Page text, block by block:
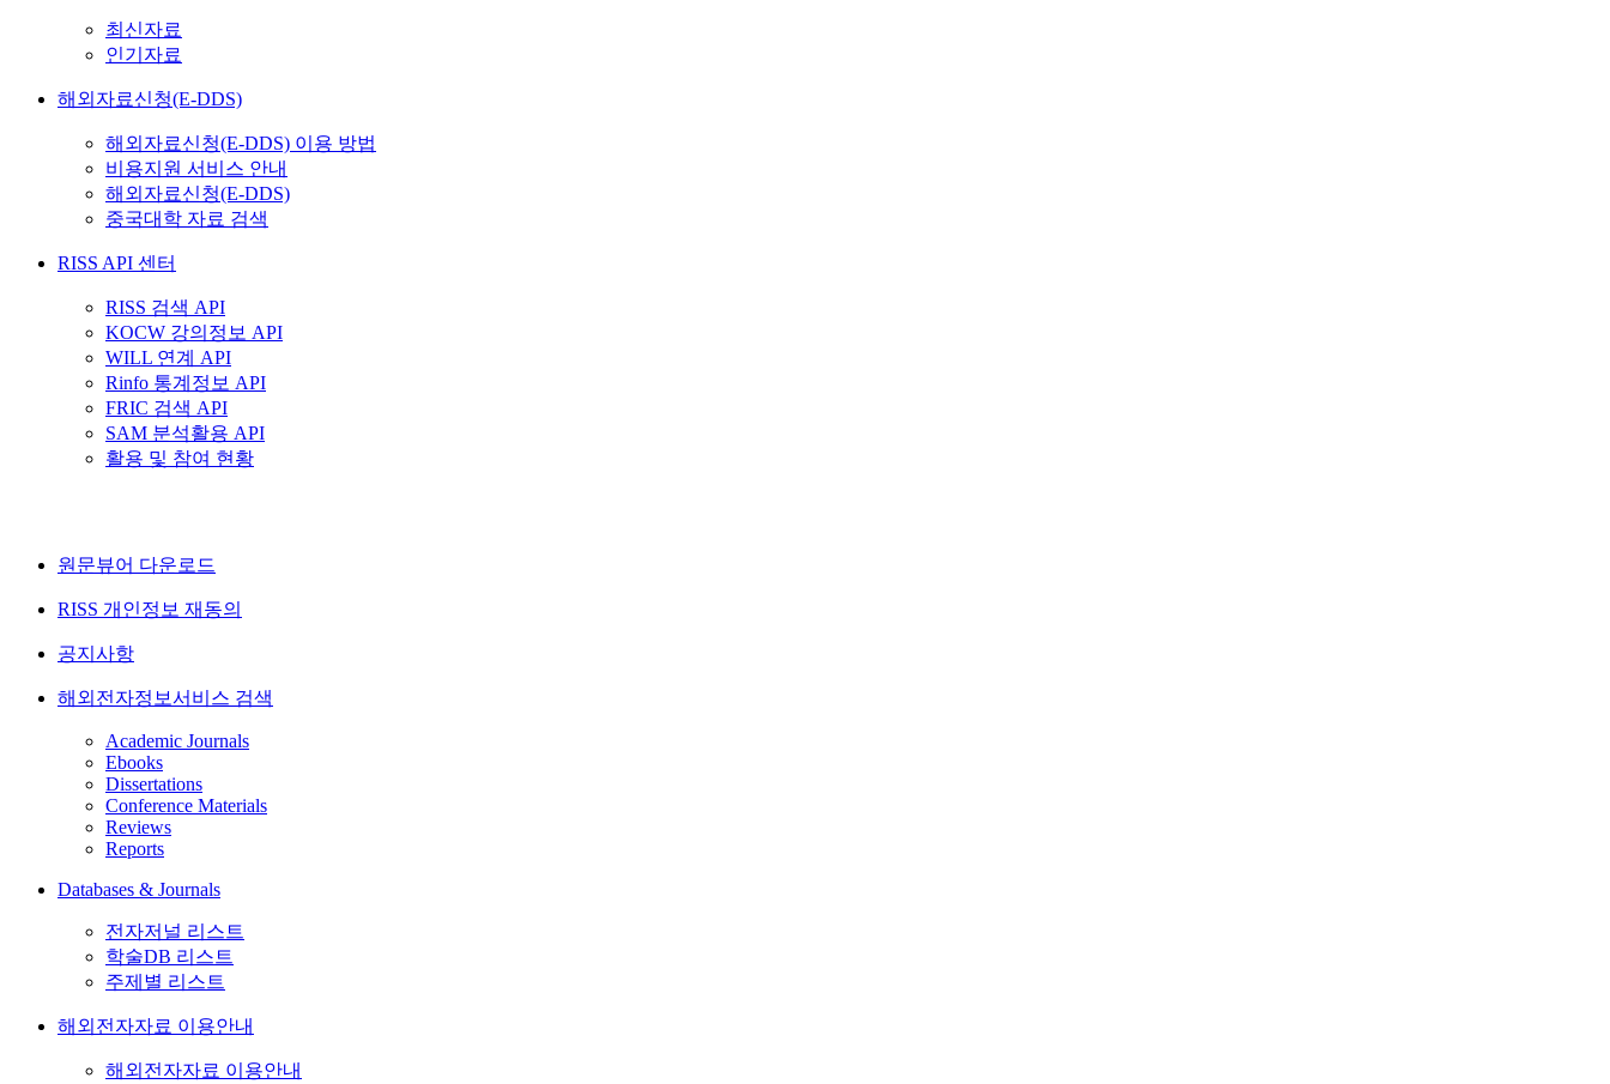
최신자료
인기자료
해외자료신청(E-DDS)
해외자료신청(E-DDS) 이용 방법
비용지원 서비스 안내
해외자료신청(E-DDS)
중국대학 자료 검색
RISS API 센터
RISS 검색 API
KOCW 강의정보 API
WILL 연계 API
Rinfo 통계정보 API
FRIC 검색 API
SAM 분석활용 API
활용 및 참여 현황
원문뷰어 다운로드
RISS 개인정보 재동의
공지사항
해외전자정보서비스 검색
Academic Journals
Ebooks
Dissertations
Conference Materials
Reviews
Reports
Databases & Journals
전자저널 리스트
학술DB 리스트
주제별 리스트
해외전자자료 이용안내
해외전자자료 이용안내